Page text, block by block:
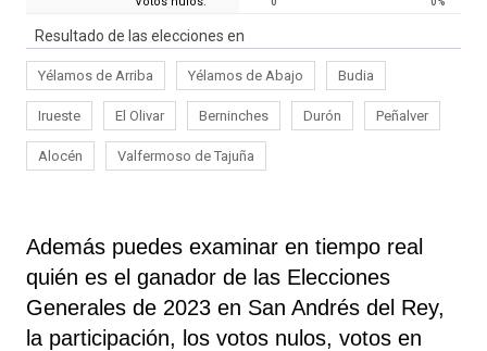
Resultado de las elecciones en
Yélamos de Arriba Yélamos de Abajo Budia
Irueste El Olivar Berninches Durón Peñalver
Alocén Valfermoso de Tajuña
Además puedes examinar en tiempo real
quién es el ganador de las Elecciones
Generales de 2023 en San Andrés del Rey,
la participación, los votos nulos, votos en